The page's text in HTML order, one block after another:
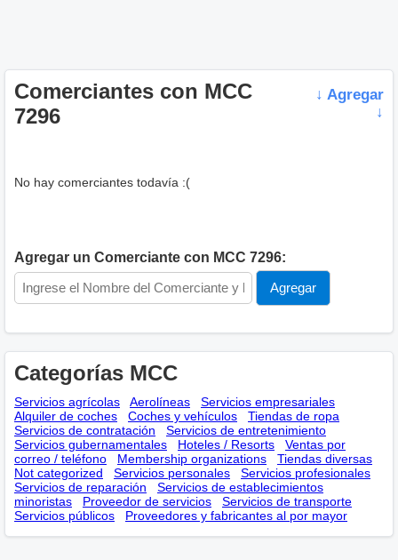
Comerciantes con MCC
7296
↓ Agregar
↓
No hay comerciantes todavía :(
Agregar un Comerciante con MCC 7296:
Categorías MCC
Servicios agrícolas Aerolíneas
Servicios empresariales
Alquiler de coches
Coches y vehículos
Tiendas de ropa
Servicios de contratación
Servicios de entretenimiento
Servicios gubernamentales
Hoteles / Resorts
Ventas por
correo / teléfono
Membership оrganizations
Tiendas diversas
Not categorized
Servicios personales
Servicios profesionales
Servicios de reparación
Servicios de establecimientos
minoristas
Proveedor de servicios
Servicios de transporte
Servicios públicos
Proveedores y fabricantes al por mayor